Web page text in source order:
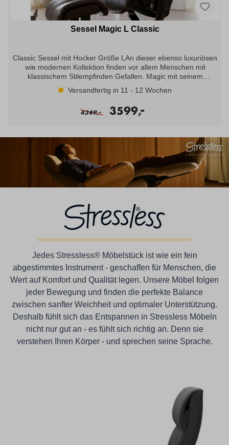
Eiche/Chrom
Sessel Magic L Classic
Classic Sessel mit Hocker Größe LAn dieser ebenso luxuriösen
wie modernen Kollektion finden vor allem Menschen mit
klassischem Stilempfinden Gefallen. Magic mit seinem
minimalen Rundungen, gepolsterten Armlehnen und
ausgefeilten Proportionen reagiert auf jede Ihrer Bewegungen
über das patentierte Gleitsystem, das Stressless Bequemsessel
Versandfertig in 11 - 12 Wochen
4349,
- 3599,
-
Jedes Stressless® Möbelstück ist wie ein fein
abgestimmtes Instrument - geschaffen für Menschen, die
Wert auf Komfort und Qualität legen. Unsere Möbel folgen
jeder Bewegung und finden die perfekte Balance
zwischen sanfter Weichheit und optimaler Unterstützung.
Deshalb fühlt sich das Entspannen in Stressless Möbeln
nicht nur gut an - es fühlt sich richtig an. Denn sie
verstehen Ihren Körper - und sprechen seine Sprache.